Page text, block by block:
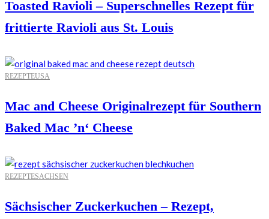
Toasted Ravioli – Superschnelles Rezept für
frittierte Ravioli aus St. Louis
REZEPTEUSA
Mac and Cheese Originalrezept für Southern
Baked Mac ’n‘ Cheese
REZEPTESACHSEN
Sächsischer Zuckerkuchen – Rezept,